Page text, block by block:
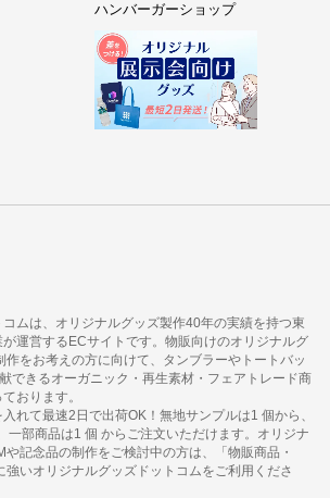
ハンバーガーショップ
ムは、オリジナルグッズ製作40年の実績を持つ東
運営するECサイトです。物販向けのオリジナルグ
作をお考えの方に向けて、タンブラーやトートバッ
できるオーガニック・再生素材・フェアトレード商
おります。
れて最速2日で出荷OK！無地サンプルは1 個から、
一部商品は1 個 からご注文いただけます。オリジナ
や記念品の制作をご検討中の方は、「物販商品・
強いオリジナルグッズドットコムをご利用くださ